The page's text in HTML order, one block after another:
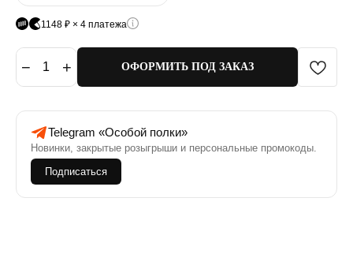
1148 ₽ × 4 платежа
− 1 + ОФОРМИТЬ ПОД ЗАКАЗ
Telegram «Особой полки»
Новинки, закрытые розыгрыши и персональные промокоды.
Подписаться